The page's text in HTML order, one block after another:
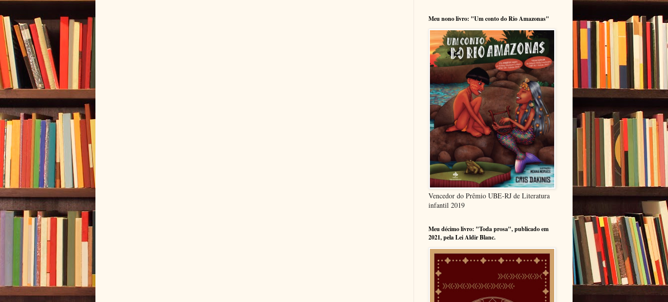
Meu nono livro: "Um conto do Rio Amazonas"
Vencedor do Prêmio UBE-RJ de Literatura
infantil 2019
Meu décimo livro: "Toda prosa", publicado em
2021, pela Lei Aldir Blanc.